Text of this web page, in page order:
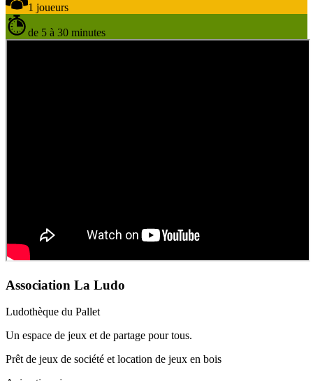
1 joueurs
de 5 à 30 minutes
Association La Ludo
Ludothèque du Pallet
Un espace de jeux et de partage pour tous.
Prêt de jeux de société et location de jeux en bois